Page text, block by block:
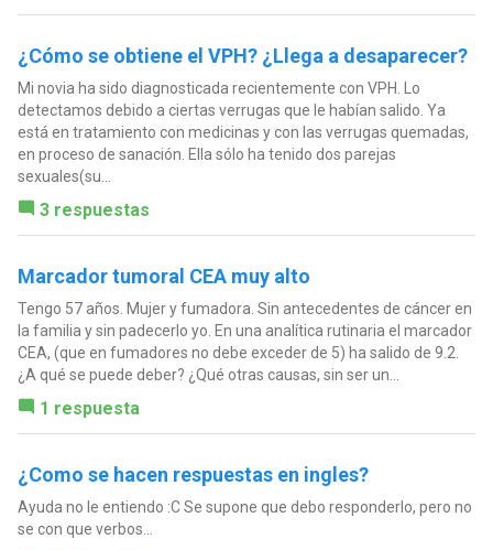
¿Cómo se obtiene el VPH? ¿Llega a desaparecer?
Mi novia ha sido diagnosticada recientemente con VPH. Lo
detectamos debido a ciertas verrugas que le habían salido. Ya
está en tratamiento con medicinas y con las verrugas quemadas,
en proceso de sanación. Ella sólo ha tenido dos parejas
sexuales(su...
3 respuestas
Marcador tumoral CEA muy alto
Tengo 57 años. Mujer y fumadora. Sin antecedentes de cáncer en
la familia y sin padecerlo yo. En una analítica rutinaria el marcador
CEA, (que en fumadores no debe exceder de 5) ha salido de 9.2.
¿A qué se puede deber? ¿Qué otras causas, sin ser un...
1 respuesta
¿Como se hacen respuestas en ingles?
Ayuda no le entiendo :C Se supone que debo responderlo, pero no
se con que verbos...